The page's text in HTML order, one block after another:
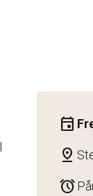
event
pin_drop
alarm